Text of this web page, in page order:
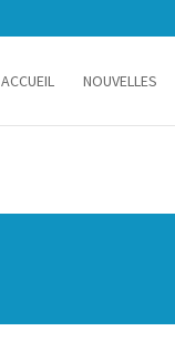
ACCUEIL NOUVELLES